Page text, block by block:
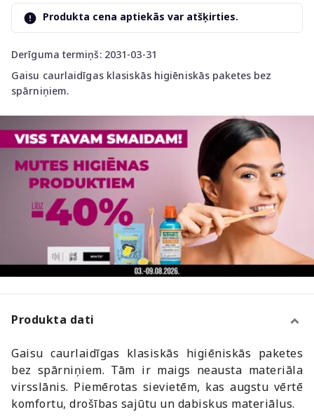
Derīguma termiņš: 2031-03-31
Gaisu caurlaidīgas klasiskās higiēniskās paketes bez
spārniņiem.
Produkta cena aptiekās var atšķirties.
Produkta dati
Gaisu caurlaidīgas klasiskās higiēniskās paketes
bez spārniņiem. Tām ir maigs neausta materiāla
virsslānis. Piemērotas sievietēm, kas augstu vērtē
komfortu, drošības sajūtu un dabiskus materiālus.